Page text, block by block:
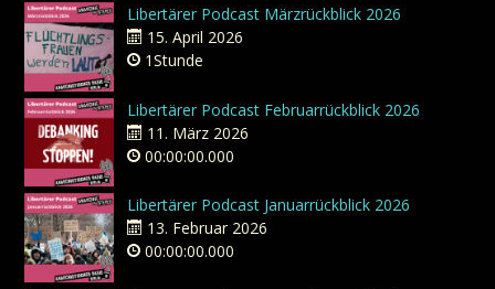
Libertärer Podcast Märzrückblick 2026
15. April 2026
1Stunde
Libertärer Podcast Februarrückblick 2026
11. März 2026
00:00:00.000
Libertärer Podcast Januarrückblick 2026
13. Februar 2026
00:00:00.000